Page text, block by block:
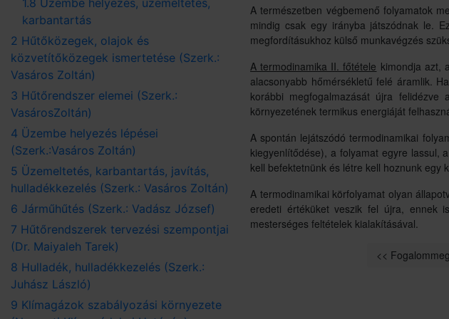
karbantartás
2 Hűtőközegek, olajok és
közvetítőközegek ismertetése (Szerk.:
Vasáros Zoltán)
3 Hűtőrendszer elemei (Szerk.:
VasárosZoltán)
4 Üzembe helyezés lépései
(Szerk.:Vasáros Zoltán)
5 Üzemeltetés, karbantartás, javítás,
hulladékkezelés (Szerk.: Vasáros Zoltán)
6 Járműhűtés (Szerk.: Vadász József)
7 Hűtőrendszerek tervezési szempontjai
(Dr. Maiyaleh Tarek)
8 Hulladék, hulladékkezelés (Szerk.:
Juhász László)
9 Klímagázok szabályozási környezete
A természetben végbemenő folyamatok
mindig csak egy irányba játszódnak le.
megfordításukhoz külső munkavégzés
A termodinamika II. főtétele kimondja azt,
alacsonyabb hőmérsékletű felé áramlik.
korábbi megfogalmazását újra
környezetének termikus energiáját
A spontán lejátszódó termodinamikai
kiegyenlítődése), a folyamat egyre lassul,
kell befektetnünk és létre kell hoznunk egy
A termodinamikai körfolyamat olyan
eredeti értéküket veszik fel újra, ennek
mesterséges feltételek kialakításával.
<<